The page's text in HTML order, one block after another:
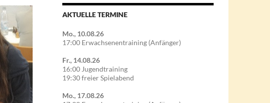
AKTUELLE TERMINE
Mo., 10.08.26
17:00 Erwachsenentraining (Anfänger)
Fr., 14.08.26
16:00 Jugendtraining
19:30 freier Spielabend
Mo., 17.08.26